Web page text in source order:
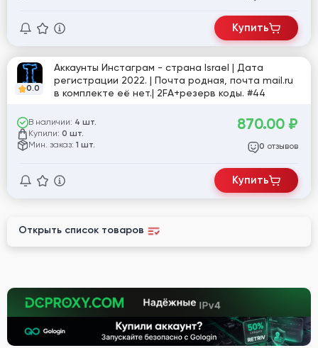
Купить
0.0
Аккаунты Инстаграм - страна Israel | Дата
регистрации 2022. | Почта родная, почта mail.ru
в комплекте её нет.| 2FA+резерв коды. #44
В наличии: 4 шт.
Купили: 0 шт.
Мин. заказ: 1 шт.
870.00 ₽
0 отзывов
Купить
Открыть список товаров